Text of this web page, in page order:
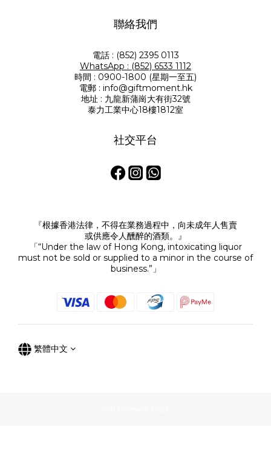
聯絡我們
電話 : (852) 2395 0113
WhatsApp : (852) 6533 1112
時間 : 0900-1800 (星期一至五)
電郵 : info@giftmoment.hk
地址 : 九龍新蒲崗大有街32號
泰力工業中心18樓1812室
社交平台
『根據香港法律，不得在業務過程中，向未成年人售賣
或供應令人醺醉的酒類。』
「“Under the law of Hong Kong, intoxicating liquor
must not be sold or supplied to a minor in the course of
business.”」
繁體中文